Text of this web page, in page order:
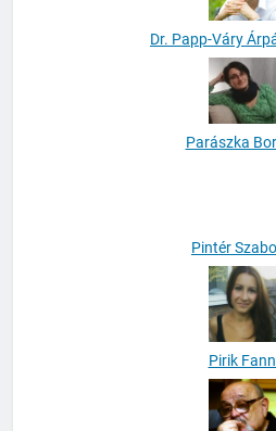
Dr. Papp-Váry
Pintér
Pirik